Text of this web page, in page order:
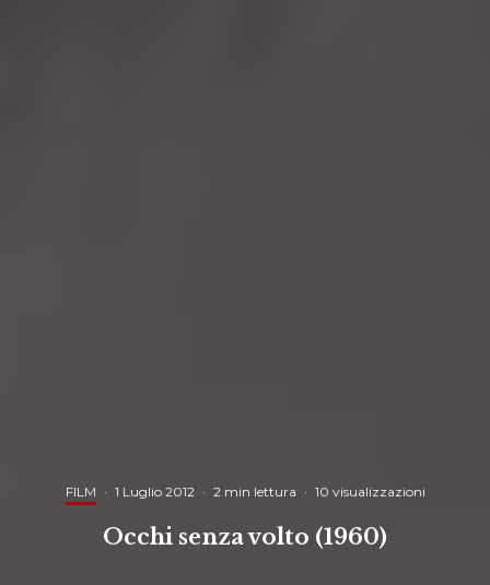
FILM · 1 Luglio 2012 · 2 min lettura · 10 visualizzazioni
Occhi senza volto (1960)